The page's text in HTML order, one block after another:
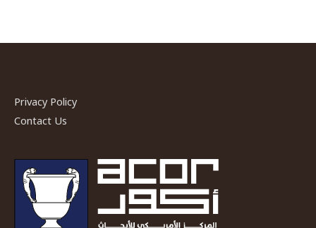
Privacy Policy
Contact Us